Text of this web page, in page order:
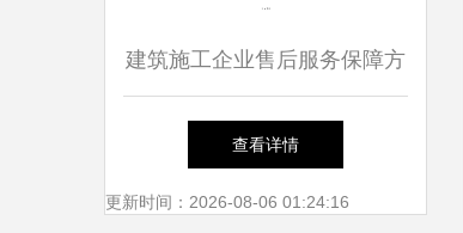
建筑施工企业售后服务保障方
案——工程管理服务
查看详情
更新时间：2026-08-06 01:24:16